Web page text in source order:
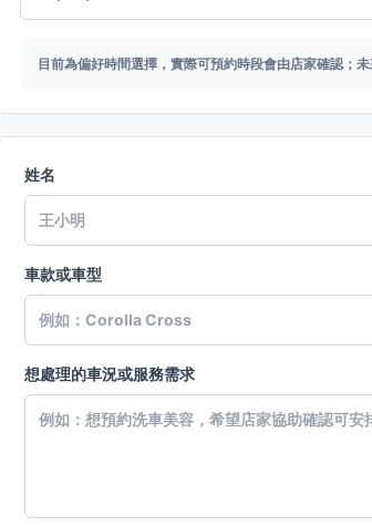
目前為偏好時間選擇，實際可預約時段會由店家確認；
姓名
車款或車型
想處理的車況或服務需求